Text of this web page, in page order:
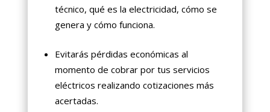
técnico, qué es la electricidad, cómo se
genera y cómo funciona.
Evitarás pérdidas económicas al
momento de cobrar por tus servicios
eléctricos realizando cotizaciones más
acertadas.